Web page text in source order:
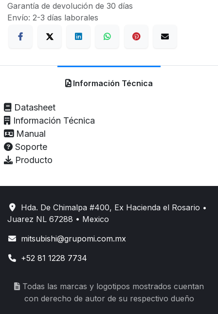
Garantía de devolución de 30 días
Envío: 2-3 días laborales
Información Técnica
Datasheet
Información Técnica
Manual
Soporte
Producto
Hda. De Chimalpa #400, Ex Hacienda el Rosario •
Juarez NL 67288 • Mexico
mitsubishi@grupomi.com.mx
+52 81 1228 7734
Todas las marcas y logotipos mostrados cuentan
con derecho de autor de su respectivo dueño